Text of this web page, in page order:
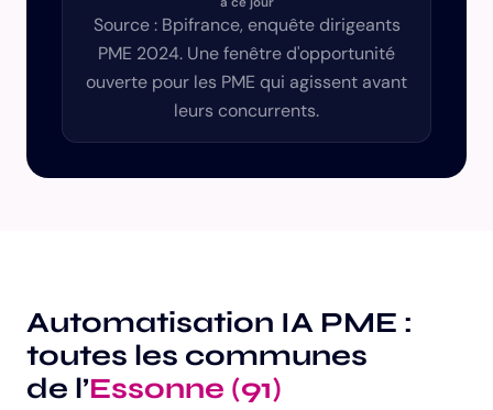
Source : Bpifrance, enquête dirigeants
PME 2024. Une fenêtre d'opportunité
ouverte pour les PME qui agissent avant
leurs concurrents.
Automatisation IA PME :
toutes les communes
de l’Essonne (91)